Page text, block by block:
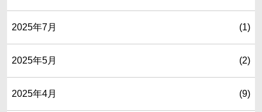
2025年7月 (1)
2025年5月 (2)
2025年4月 (9)